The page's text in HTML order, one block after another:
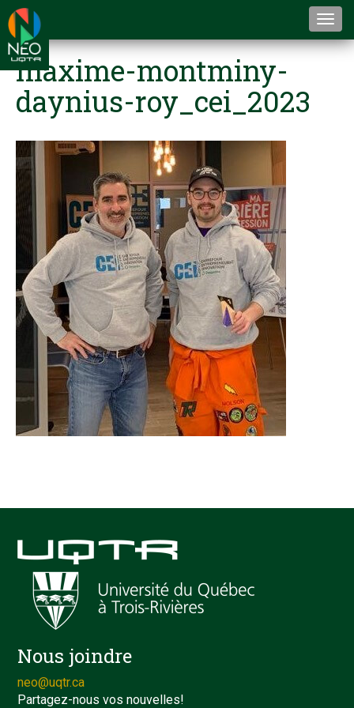
maxime-montminy-
daynius-roy_cei_2023
Nous joindre
neo@uqtr.ca
Partagez-nous vos nouvelles!